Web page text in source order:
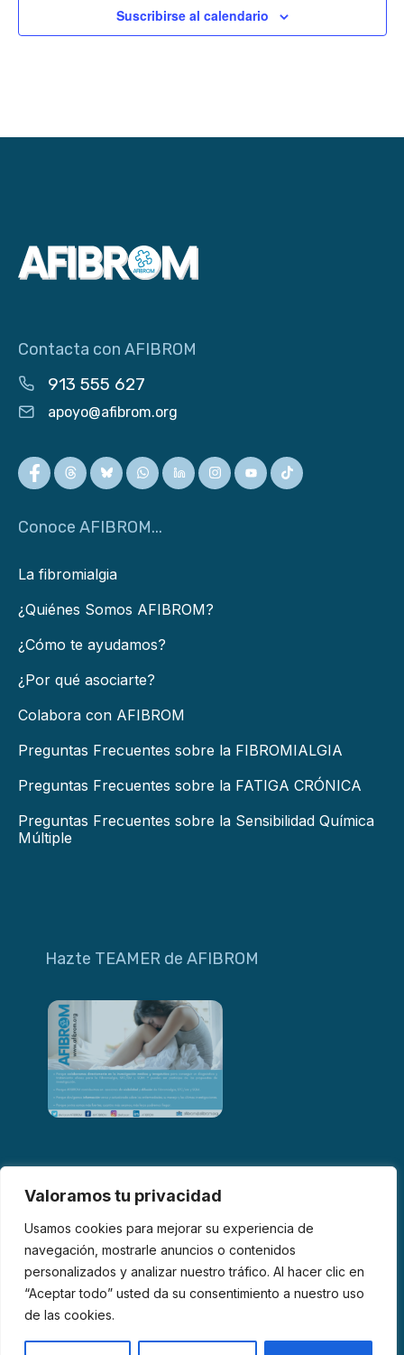
Valoramos tu privacidad
Usamos cookies para mejorar su experiencia de
navegación, mostrarle anuncios o contenidos
personalizados y analizar nuestro tráfico. Al hacer clic en
“Aceptar todo” usted da su consentimiento a nuestro uso
de las cookies.
Suscribirse al calendario
Contacta con AFIBROM
913 555 627
apoyo@afibrom.org
Conoce AFIBROM...
La fibromialgia
¿Quiénes Somos AFIBROM?
¿Cómo te ayudamos?
¿Por qué asociarte?
Colabora con AFIBROM
Preguntas Frecuentes sobre la FIBROMIALGIA
Preguntas Frecuentes sobre la FATIGA CRÓNICA
Preguntas Frecuentes sobre la Sensibilidad Química
Múltiple
Hazte TEAMER de AFIBROM
© 2026 AFIBROM. Todos los derechos reservados.